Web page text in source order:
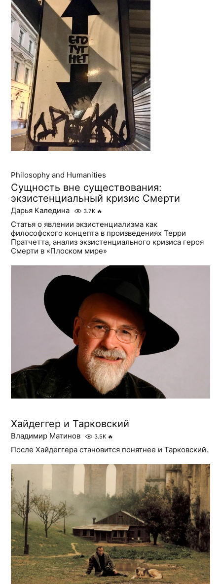
Philosophy and Humanities
Сущность вне существования:
экзистенциальный кризис Смерти
Дарья Каледина 3.7K 🔥
Статья о явлении экзистенциализма как
философского концепта в произведениях Терри
Пратчетта, анализ экзистенциального кризиса героя
Смерти в «Плоском мире»
Хайдеггер и Тарковский
Владимир Матинов 3.5K 🔥
После Хайдеггера становится понятнее и Тарковский.